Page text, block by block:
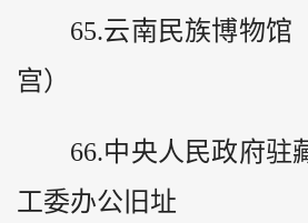
65.云南民族博物馆
宫）
66.中央人民政府驻
工委办公旧址